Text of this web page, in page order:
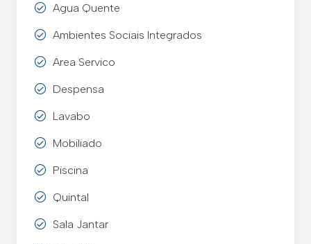
Agua Quente
Ambientes Sociais Integrados
Area Servico
Despensa
Lavabo
Mobiliado
Piscina
Quintal
Sala Jantar